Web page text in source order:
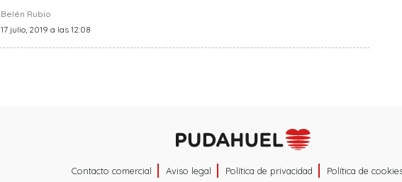
Belén Rubio
17 julio, 2019 a las 12:08
Contacto comercial Aviso legal Política de privacidad Política de